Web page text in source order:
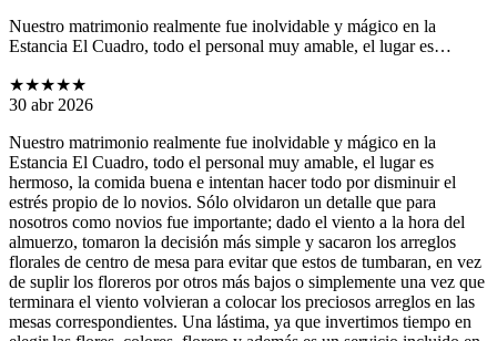
Nuestro matrimonio realmente fue inolvidable y mágico en la
Estancia El Cuadro, todo el personal muy amable, el lugar es…
★★★★★
30 abr 2026
Nuestro matrimonio realmente fue inolvidable y mágico en la
Estancia El Cuadro, todo el personal muy amable, el lugar es
hermoso, la comida buena e intentan hacer todo por disminuir el
estrés propio de lo novios. Sólo olvidaron un detalle que para
nosotros como novios fue importante; dado el viento a la hora del
almuerzo, tomaron la decisión más simple y sacaron los arreglos
florales de centro de mesa para evitar que estos de tumbaran, en vez
de suplir los floreros por otros más bajos o simplemente una vez que
terminara el viento volvieran a colocar los preciosos arreglos en las
mesas correspondientes. Una lástima, ya que invertimos tiempo en